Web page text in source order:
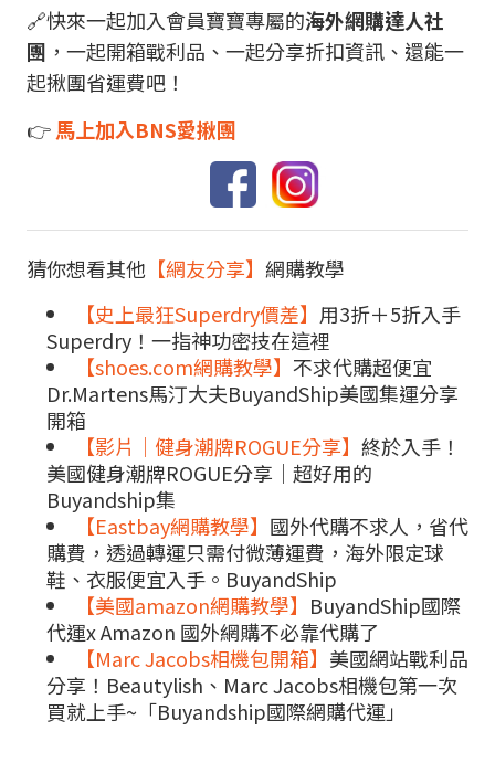
🔗快來一起加入會員寶寶專屬的海外網購達人社
團 ，一起開箱戰利品、一起分享折扣資訊、還能一
起揪團省運費吧！
👉馬上加入BNS愛揪團
猜你想看其他 【網友分享】 網購教學
【史上最狂Superdry價差】 用3折＋5折入手
Superdry！一指神功密技在這裡
【shoes.com網購教學】 不求代購超便宜
Dr.Martens馬汀大夫BuyandShip美國集運分享
開箱
【影片｜健身潮牌ROGUE分享】 終於入手！
美國健身潮牌ROGUE分享｜超好用的
Buyandship集
【Eastbay網購教學】 國外代購不求人，省代
購費，透過轉運只需付微薄運費，海外限定球
鞋、衣服便宜入手。BuyandShip
【美國amazon網購教學】 BuyandShip國際
代運x Amazon 國外網購不必靠代購了
【Marc Jacobs相機包開箱】 美國網站戰利品
分享！Beautylish、Marc Jacobs相機包第一次
買就上手~「Buyandship國際網購代運」